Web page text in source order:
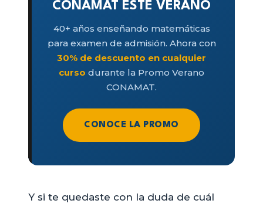
CONAMAT ESTE VERANO
40+ años enseñando matemáticas
para examen de admisión. Ahora con
30% de descuento en cualquier
curso durante la Promo Verano
CONAMAT.
CONOCE LA PROMO
Y si te quedaste con la duda de cuál